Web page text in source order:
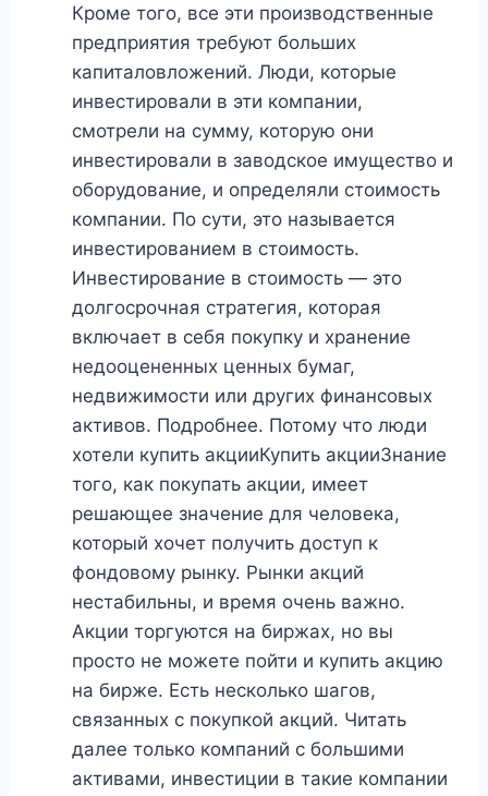
Кроме того, все эти производственные
предприятия требуют больших
капиталовложений. Люди, которые
инвестировали в эти компании,
смотрели на сумму, которую они
инвестировали в заводское имущество и
оборудование, и определяли стоимость
компании. По сути, это называется
инвестированием в стоимость.
Инвестирование в стоимость — это
долгосрочная стратегия, которая
включает в себя покупку и хранение
недооцененных ценных бумаг,
недвижимости или других финансовых
активов. Подробнее. Потому что люди
хотели купить акцииКупить акцииЗнание
того, как покупать акции, имеет
решающее значение для человека,
который хочет получить доступ к
фондовому рынку. Рынки акций
нестабильны, и время очень важно.
Акции торгуются на биржах, но вы
просто не можете пойти и купить акцию
на бирже. Есть несколько шагов,
связанных с покупкой акций. Читать
далее только компаний с большими
активами, инвестиции в такие компании